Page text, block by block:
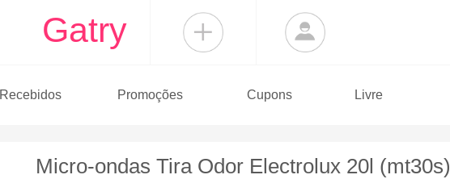
Gatry
Recebidos Promoções Cupons Livre
Micro-ondas Tira Odor Electrolux 20l (mt30s)